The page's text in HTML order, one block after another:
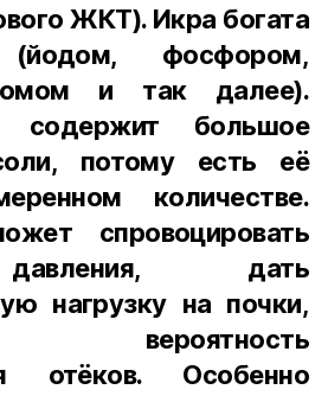
ЖКТ). Икра богата
(йодом, фосфором,
и так далее).
содержит большое
потому есть её
количестве.
спровоцировать
дать
нагрузку на почки,
вероятность
отёков. Особенно